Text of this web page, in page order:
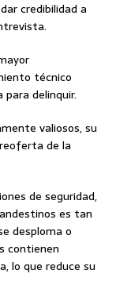
credibilidad a
técnico
delinquir.
valiosos, su
de la
de seguridad,
es tan
desploma o
contienen
lo que reduce su